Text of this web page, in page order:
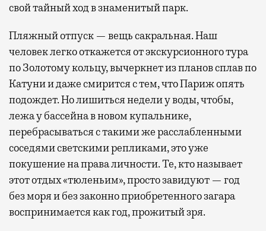
свой тайный ход в знаменитый парк.
Пляжный отпуск — вещь сакральная. Наш
человек легко откажется от экскурсионного тура
по Золотому кольцу, вычеркнет из планов сплав по
Катуни и даже смирится с тем, что Париж опять
подождет. Но лишиться недели у воды, чтобы,
лежа у бассейна в новом купальнике,
перебрасываться с такими же расслабленными
соседями светскими репликами, это уже
покушение на права личности. Те, кто называет
этот отдых «тюленьим», просто завидуют — год
без моря и без законно приобретенного загара
воспринимается как год, прожитый зря.